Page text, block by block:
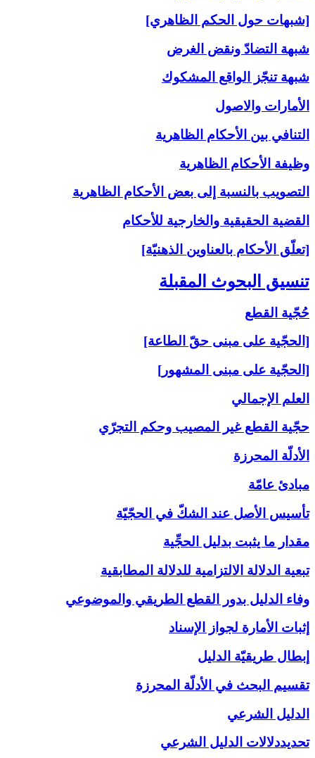
[شبهات حول الحكم الظاهري]
شبهة التضادّ ونقض الغرض
شبهة تنجّز الواقع المشكوك
الأمارات والاصول
التنافي بين الأحكام الظاهرية
وظيفة الأحكام الظاهرية
التصويب بالنسبة إلى‏ بعض الأحكام الظاهرية
القضية الحقيقية والخارجية للأحكام
[تعلّق الأحكام بالعناوين الذهنيّة]
تنسيق البحوث المقبلة
حُجّية القطع
[الحجّية على مبنى حقّ الطاعة]
[الحجّية على مبنى المشهور]
العلم الإجمالي
حجّية القطع غير المصيب وحكم التجرّي
الأدلّة المحرزة
مبادئ عامّة
تأسيس الأصل عند الشكّ في الحجّيّة
مقدار ما يثبت بدليل الحجِّية
تبعية الدلالة الالتزامية للدلالة المطابقية
وفاء الدليل بدور القطع الطريقي والموضوعي
إثبات الأمارة لجواز الإسناد
إبطال طريقيّة الدليل
تقسيم البحث في الأدلّة المحرزة
الدليل الشرعي‏
تحديددلالات الدليل الشرعي‏